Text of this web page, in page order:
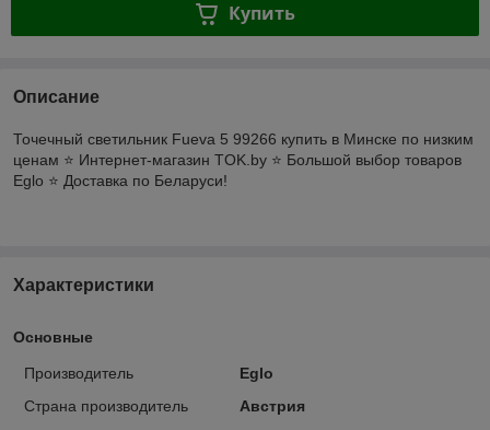
Купить
Описание
Точечный светильник Fueva 5 99266 купить в Минске по низким
ценам ⭐️ Интернет-магазин TOK.by ⭐️ Большой выбор товаров
Eglo ⭐️ Доставка по Беларуси!
Характеристики
Основные
Производитель
Eglo
Страна производитель
Австрия